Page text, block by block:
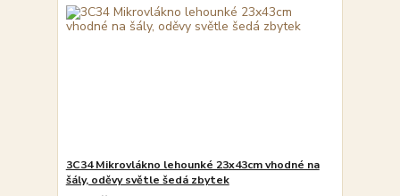
3C34 Mikrovlákno lehounké 23x43cm vhodné na
šály, oděvy světle šedá zbytek